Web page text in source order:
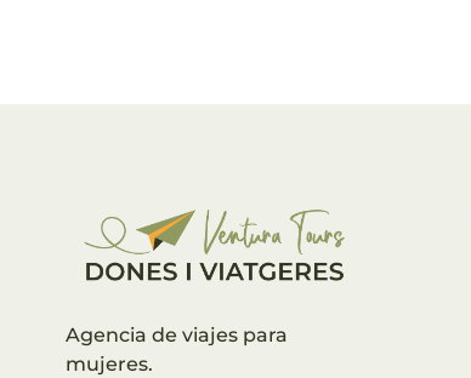
Agencia de viajes para
mujeres.